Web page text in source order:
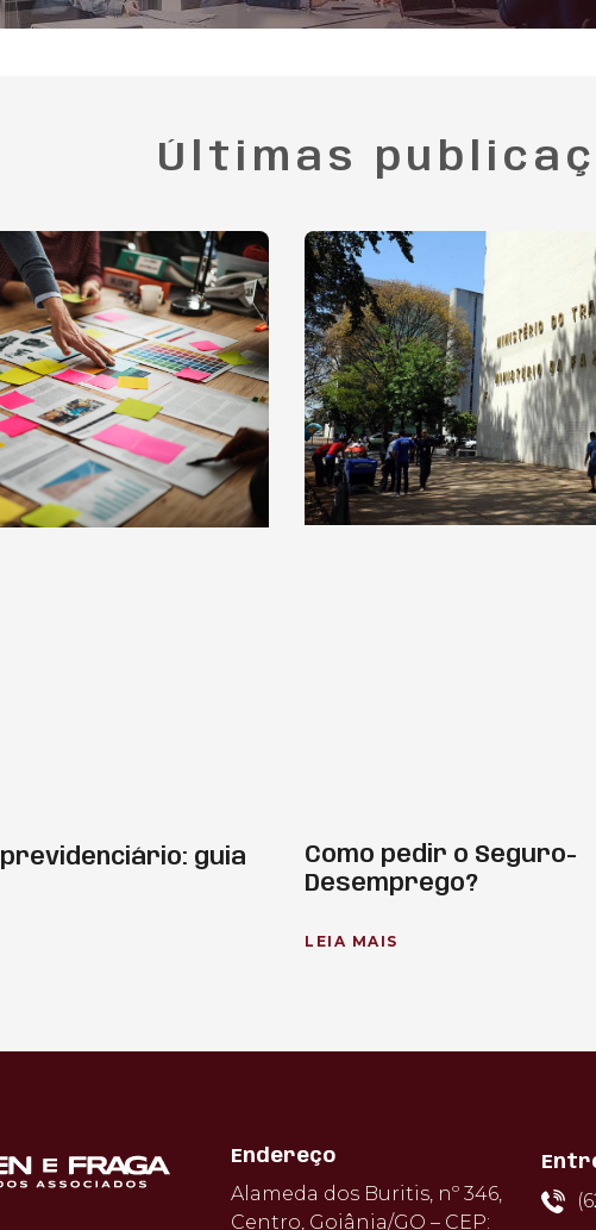
Últimas
guia
Como pedir o Seguro-
Desemprego?
LEIA MAIS
Endereço
Alameda dos Buritis, nº 346,
Centro, Goiânia/GO – CEP: